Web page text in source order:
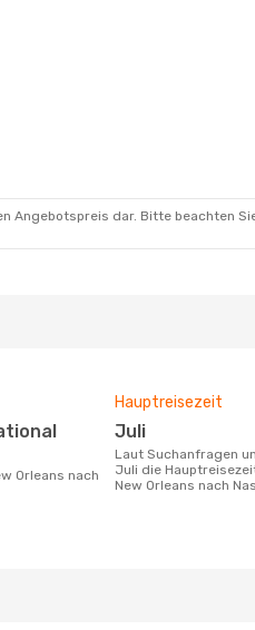
Angebotspreis dar. Bitte beachten
Hauptreisezeit
Juli
Laut Suchanfragen unserer Kunden ist
Juli die
New Orleans nach